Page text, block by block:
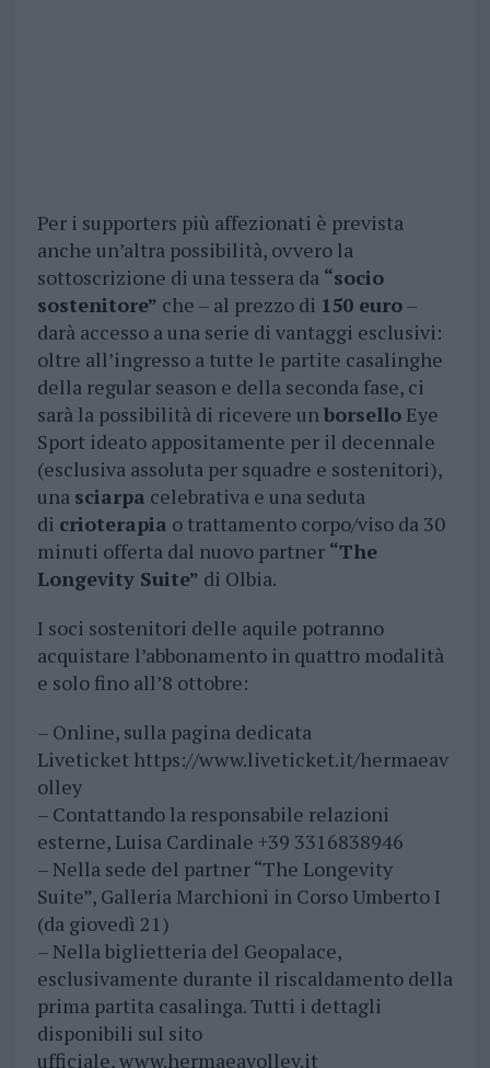
Per i supporters più affezionati è prevista
anche un’altra possibilità, ovvero la
sottoscrizione di una tessera da “socio
sostenitore” che – al prezzo di 150 euro–
darà accesso a una serie di vantaggi esclusivi:
oltre all’ingresso a tutte le partite casalinghe
della regular season e della seconda fase, ci
sarà la possibilità di ricevere unborselloEye
Sport ideato appositamente per il decennale
(esclusiva assoluta per squadre e sostenitori),
una sciarpa celebrativa e una seduta
di crioterapia o trattamento corpo/viso da 30
minuti offerta dal nuovo partner “The
Longevity Suite” di Olbia.
I soci sostenitori delle aquile potranno
acquistare l’abbonamento in quattro modalità
e solo fino all’8 ottobre:
– Online, sulla pagina dedicata
Liveticket https://www.liveticket.it/hermaeav
olley
– Contattando la responsabile relazioni
esterne, Luisa Cardinale +39 3316838946
– Nella sede del partner “The Longevity
Suite”, Galleria Marchioni in Corso Umberto I
(da giovedì 21)
– Nella biglietteria del Geopalace,
esclusivamente durante il riscaldamento della
prima partita casalinga. Tutti i dettagli
disponibili sul sito
ufficiale, www.hermaeavolley.it